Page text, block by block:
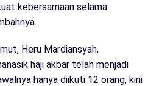
kebersamaan selama
Heru Mardiansyah,
haji akbar telah menjadi
hanya diikuti 12 orang, kini